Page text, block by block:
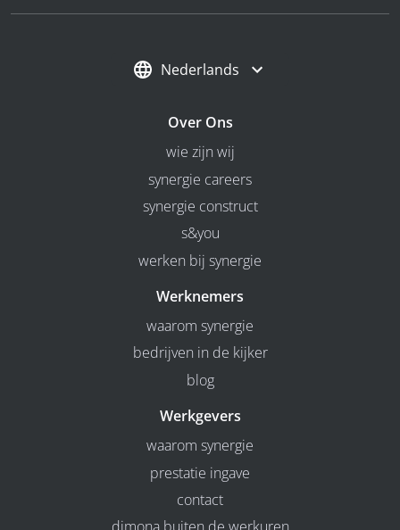
Nederlands
Over Ons
wie zijn wij
synergie careers
synergie construct
s&you
werken bij synergie
Werknemers
waarom synergie
bedrijven in de kijker
blog
Werkgevers
waarom synergie
prestatie ingave
contact